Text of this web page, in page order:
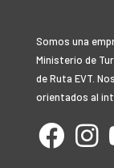
Somos una
Ministerio de
de Ruta EVT.
orientados al